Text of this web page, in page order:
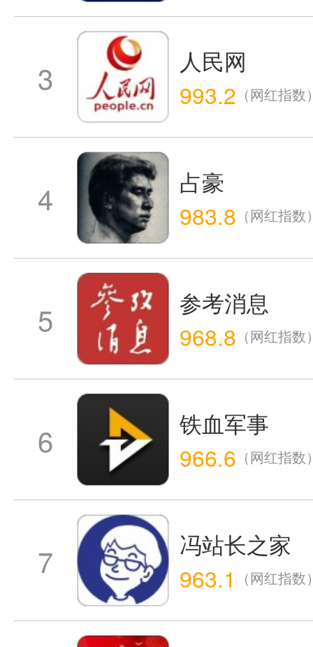
3
人民网
993.2 （网红指数
4
占豪
983.8 （网红指数
5
参考消息
968.8 （网红指数
6
铁血军事
966.6 （网红指数
7
冯站长之家
963.1
（网红指数